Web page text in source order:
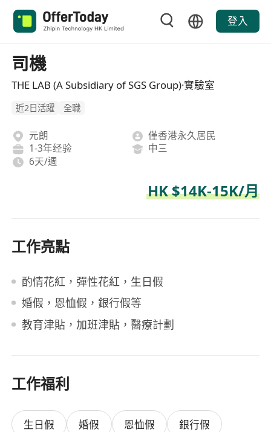
登入
司機
THE LAB (A Subsidiary of SGS Group)·實驗室
近2日活躍 全職
元朗
僅香港永久居民
1-3年经验
中三
6天/週
HK $14K-15K/月
工作亮點
酌情花紅，彈性花紅，生日假
婚假，恩恤假，銀行假等
教育津貼，加班津貼，醫療計劃
工作福利
生日假 婚假 恩恤假
銀行假